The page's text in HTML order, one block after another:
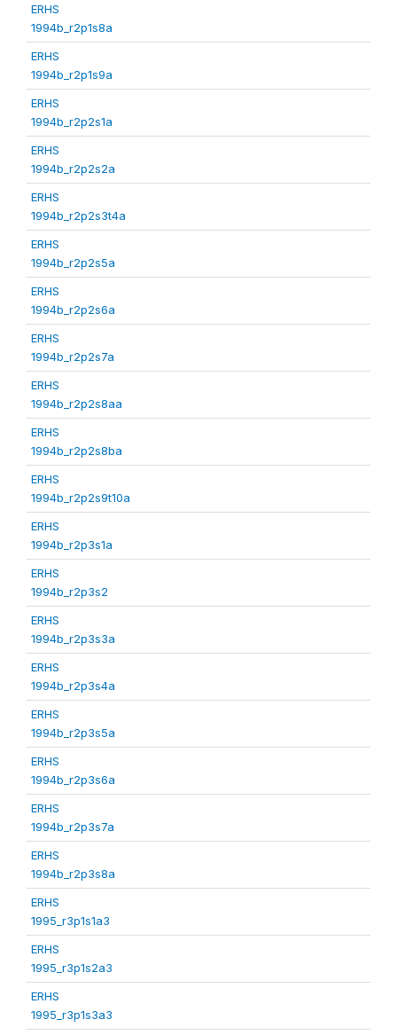
ERHS
1994b_r2p1s8a
ERHS
1994b_r2p1s9a
ERHS
1994b_r2p2s1a
ERHS
1994b_r2p2s2a
ERHS
1994b_r2p2s3t4a
ERHS
1994b_r2p2s5a
ERHS
1994b_r2p2s6a
ERHS
1994b_r2p2s7a
ERHS
1994b_r2p2s8aa
ERHS
1994b_r2p2s8ba
ERHS
1994b_r2p2s9t10a
ERHS
1994b_r2p3s1a
ERHS
1994b_r2p3s2
ERHS
1994b_r2p3s3a
ERHS
1994b_r2p3s4a
ERHS
1994b_r2p3s5a
ERHS
1994b_r2p3s6a
ERHS
1994b_r2p3s7a
ERHS
1994b_r2p3s8a
ERHS
1995_r3p1s1a3
ERHS
1995_r3p1s2a3
ERHS
1995_r3p1s3a3